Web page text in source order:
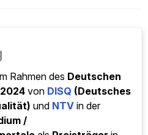
Rahmen des Deutschen
von DISQ (Deutsches
und NTV in der
/